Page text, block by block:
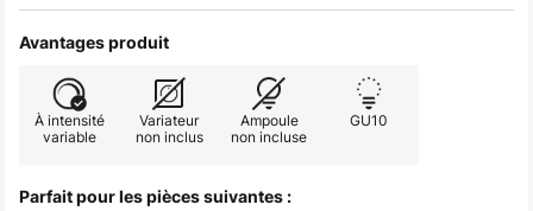
Avantages produit
À intensité
variable
Variateur
non inclus
Ampoule
non incluse
GU10
Parfait pour les pièces suivantes :